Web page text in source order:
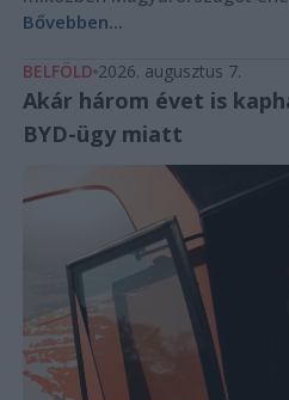
Bővebben...
BELFÖLD 2026. augusztus 7.
Akár három évet is
BYD-ügy miatt